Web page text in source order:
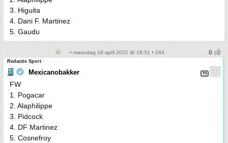
3. Higuita
4. Dani F. Martinez
5. Gaudu
• maandag 18 april 2022 @ 18:31 • 244
Redactie Sport
Mexicanobakker
FW
1. Pogacar
2. Alaphilippe
3. Pidcock
4. DF Martinez
5. Cosnefroy